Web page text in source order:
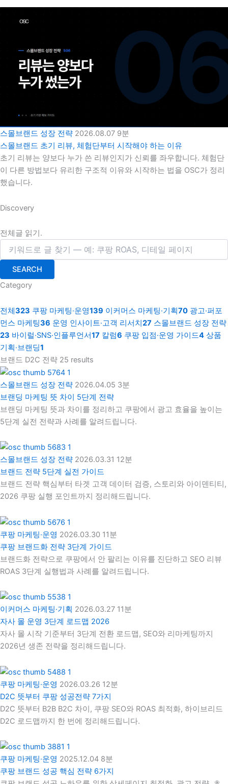
스몰브랜드 성장 전략 2026.08.07 9분
스몰브랜드 초기 리뷰, 체험단부터 시작해야 하는 이유
초기 리뷰는 양보다 누가 쓴 리뷰인지가 신뢰를 좌우합니다. 체험단
이 다른 방법보다 유리한 구조적 이유와 시작하는 법을 OSC가 정리
했습니다.
Discovery
전체글 읽기.
SEARCH
Category
전체323 쿠팡 마케팅·운영139 이커머스 마케팅·기획70 광고·퍼포
먼스 마케팅36 운영 인사이트·고객 리서치27 스몰브랜드 성장 전략
23 바이럴·SNS·인플루언서17 칼럼6 쿠팡 입점·운영 가이드4 상품
기획·브랜딩1
브랜드 D2C 전략 25 results
스몰브랜드 성장 전략 2026.04.05 3분
브랜딩 마케팅 뜻 차이 5단계 전략
브랜딩 마케팅 뜻과 차이를 정리하고 쿠팡에서 광고 효율을 높이는
5단계 실전 전략과 사례를 알려드립니다.
스몰브랜드 성장 전략 2026.03.31 12분
브랜드 전략 5단계 실전 가이드
브랜드 전략 핵심부터 타겟 고객 데이터 검증, 스토리와 아이덴티티,
2026 쿠팡 실행 포인트까지 정리해드립니다.
쿠팡 마케팅·운영 2026.03.30 11분
쿠팡 브랜드화 전략 3단계 가이드
브랜드화 전략으로 쿠팡에서 안 팔리는 이유를 진단하고 SEO 리뷰
ROAS 3단계 실행법과 사례를 알려드립니다.
이커머스 마케팅·기획 2026.03.27 11분
자사 몰 운영 3단계 로드맵 2026
자사 몰 시작 기준부터 3단계 전환 로드맵, SEO와 리마케팅까지
2026년 생존 전략을 정리해드립니다.
쿠팡 마케팅·운영 2026.03.26 12분
D2C 뜻부터 쿠팡 성공전략 7가지
D2C 뜻부터 B2B B2C 차이, 쿠팡 SEO와 ROAS 최적화, 하이브리드
D2C 로드맵까지 한 번에 정리해드립니다.
쿠팡 마케팅·운영 2025.12.04 8분
쿠팡 브랜드 성공 핵심 전략 6가지